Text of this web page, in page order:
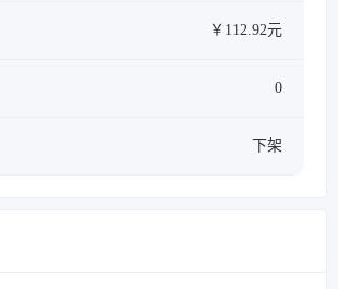
￥112.92元
0
下架